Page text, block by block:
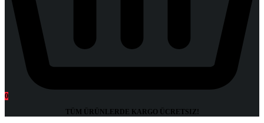
0
TÜM ÜRÜNLERDE KARGO ÜCRETSIZ!